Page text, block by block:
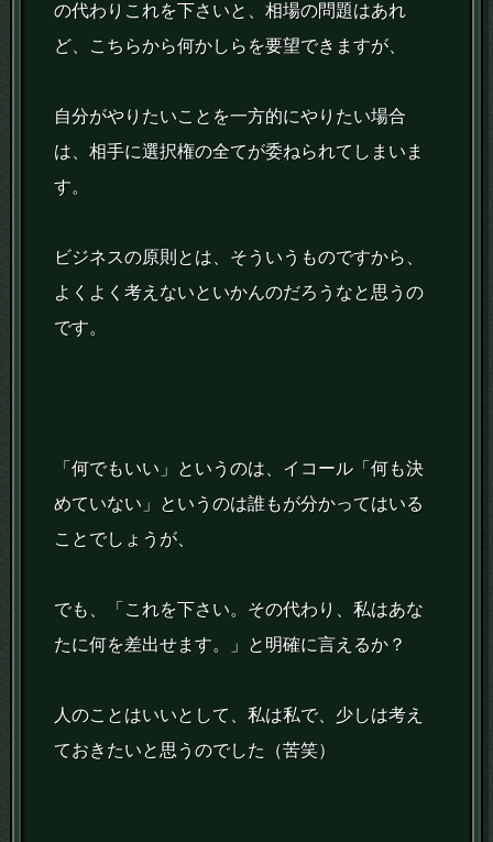
の代わりこれを下さいと、相場の問題はあれ
ど、こちらから何かしらを要望できますが、
自分がやりたいことを一方的にやりたい場合
は、相手に選択権の全てが委ねられてしまいま
す。
ビジネスの原則とは、そういうものですから、
よくよく考えないといかんのだろうなと思うの
です。
「何でもいい」というのは、イコール「何も決
めていない」というのは誰もが分かってはいる
ことでしょうが、
でも、「これを下さい。その代わり、私はあな
たに何を差出せます。」と明確に言えるか？
人のことはいいとして、私は私で、少しは考え
ておきたいと思うのでした（苦笑）